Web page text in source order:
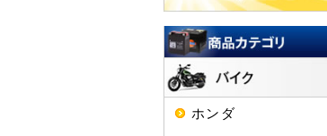
ホンダ